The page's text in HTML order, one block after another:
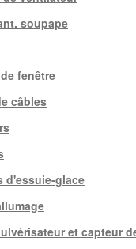
soupape
fenêtre
câbles
d'essuie-glace
et capteur